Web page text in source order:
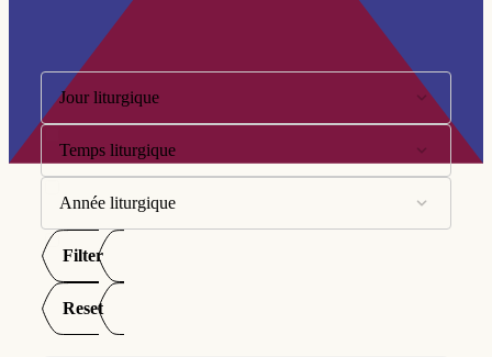
Filtre:
Jour liturgique
10ème dimanche
11ème dimanche
12ème dimanche
13ème dimanche
14ème dimanche
Temps liturgique
Avent
Carême
Pentecôte
Semaine Sainte
Année liturgique
Année A
Année B
Filter
Reset